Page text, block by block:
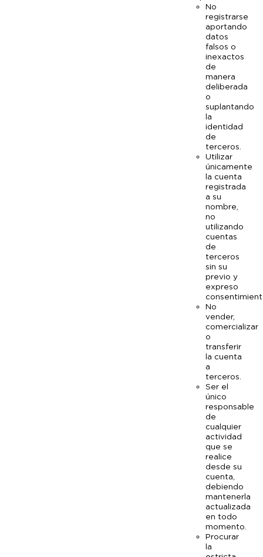
No
registrarse
aportando
datos
falsos o
inexactos
de
manera
deliberada
o
suplantando
la
identidad
de
terceros.
Utilizar
únicamente
la cuenta
registrada
a su
nombre,
no
utilizando
cuentas
de
terceros
sin su
previo y
expreso
No
vender,
comercializar
o
transferir
la cuenta
a
terceros.
Ser el
único
responsable
de
cualquier
actividad
que se
realice
desde su
cuenta,
debiendo
mantenerla
actualizada
en todo
momento.
Procurar
la